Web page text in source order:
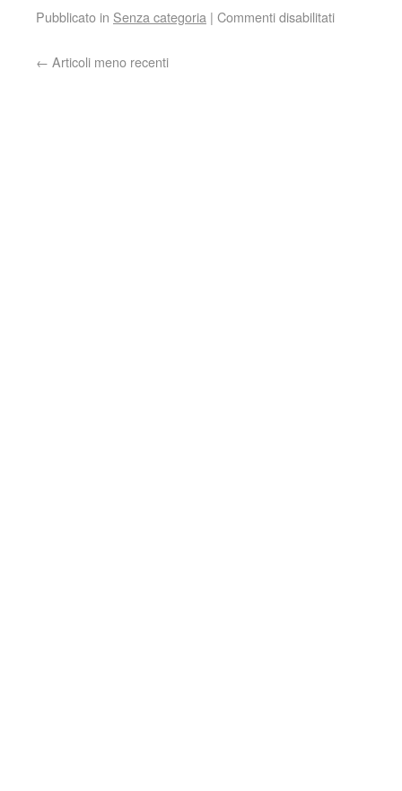
Pubblicato in Senza categoria | Commenti disabilitati
← Articoli meno recenti